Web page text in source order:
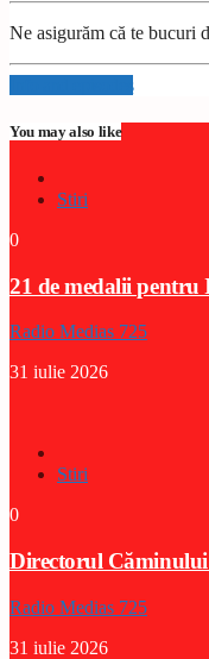
Ne asigurăm că te bucuri
Info and episodes
You may also like
Stiri
0
21 de medalii
Radio Medias 725
31 iulie 2026
Stiri
0
Directorul
Radio Medias 725
31 iulie 2026